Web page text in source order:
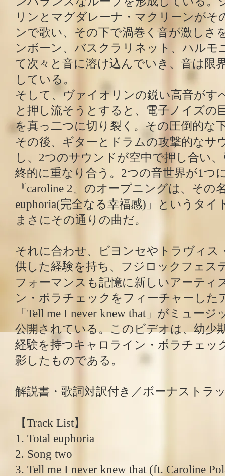
リンとマグダレーナ・マクリーンがそ
ンで歌い、その下で渦巻く音が激しさ
ンボーン、バスクラリネット、ハルモ
て次々と音に溶け込んでいき、音は限
している。
そして、ヴァイオリンの鋭い高音がす
と押し流そうとすると、電子ノイズの
を真っ二つに切り裂く。その圧倒的な
その後、ギターとドラムの攻撃的なサ
し、2つのサウンドが空中で押し合い
終的に重なり合う。2つの音世界が1つ
『caroline 2』のオープニングは、その
euphoria(完全なる幸福感)」というタ
まさにその通りの曲だ。
それに合わせ、ビヨンセやトラヴィス
供した経験を持ち、フジロックフェス
フォーマンスも記憶に新しいアーティ
ン・ポラチェックをフィーチャーした
「Tell me I never knew that」がミュー
公開されている。このビデオは、幼少
経験を持つキャロライン・ポラチェッ
影したものである。
解説書・歌詞対訳付き／ボーナストラ
【Track List】
1. Total euphoria
2. Song two
3. Tell me I never knew that (ft. Caroline